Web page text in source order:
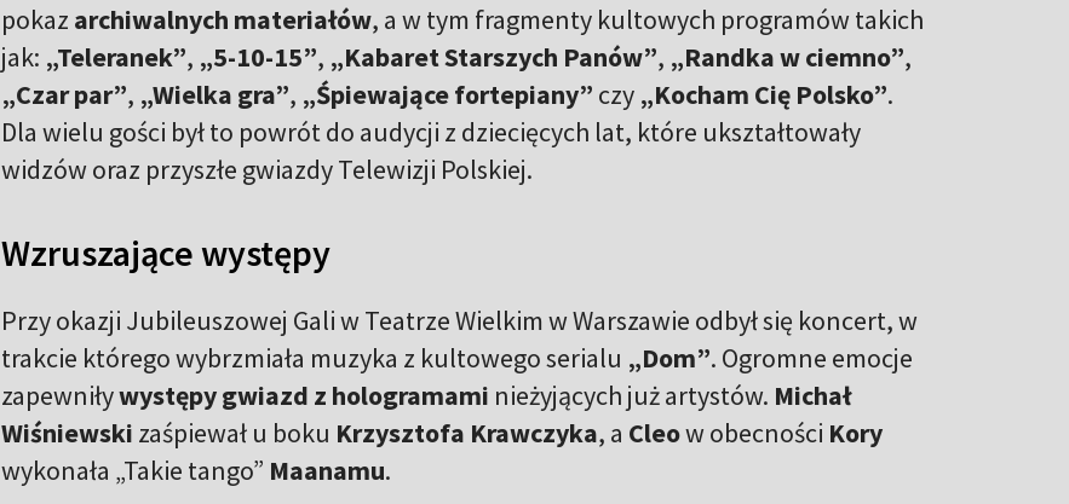
pokaz archiwalnych materiałów, a w tym fragmenty kultowych programów takich
jak: „Teleranek”, „5-10-15”, „Kabaret Starszych Panów”, „Randka w ciemno”,
„Czar par”, „Wielka gra”, „Śpiewające fortepiany” czy „Kocham Cię Polsko”.
Dla wielu gości był to powrót do audycji z dziecięcych lat, które ukształtowały
widzów oraz przyszłe gwiazdy Telewizji Polskiej.
Wzruszające występy
Przy okazji Jubileuszowej Gali w Teatrze Wielkim w Warszawie odbył się koncert, w
trakcie którego wybrzmiała muzyka z kultowego serialu „Dom”. Ogromne emocje
zapewniływystępy gwiazd z hologramami nieżyjących już artystów. Michał
Wiśniewski zaśpiewał u boku Krzysztofa Krawczyka, a Cleow obecności Kory
wykonała „Takie tango” Maanamu.